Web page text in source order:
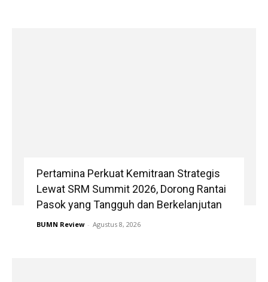
Pertamina Perkuat Kemitraan Strategis
Lewat SRM Summit 2026, Dorong Rantai
Pasok yang Tangguh dan Berkelanjutan
BUMN Review - Agustus 8, 2026